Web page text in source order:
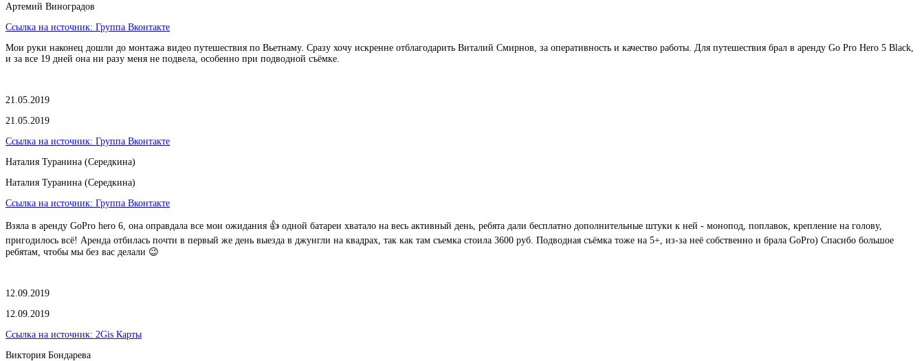
Артемий Виноградов
Ссылка на источник: Группа Вконтакте
Мои руки наконец дошли до монтажа видео путешествия по Вьетнаму. Сразу хочу искренне отблагодарить Виталий Смирнов, за оперативность и качество работы. Для путешествия брал в аренду Go Pro Hero 5 Black,
и за все 19 дней она ни разу меня не подвела, особенно при подводной съёмке.
21.05.2019
21.05.2019
Ссылка на источник: Группа Вконтакте
Наталия Туранина (Середкина)
Наталия Туранина (Середкина)
Ссылка на источник: Группа Вконтакте
Взяла в аренду GoPro hero 6, она оправдала все мои ожидания 👍 одной батареи хватало на весь активный день, ребята дали бесплатно дополнительные штуки к ней - монопод, поплавок, крепление на голову,
пригодилось всё! Аренда отбилась почти в первый же день выезда в джунгли на квадрах, так как там съемка стоила 3600 руб. Подводная съёмка тоже на 5+, из-за неё собственно и брала GoPro) Спасибо большое
ребятам, чтобы мы без вас делали 😉
12.09.2019
12.09.2019
Ссылка на источник: 2Gis Карты
Виктория Бондарева